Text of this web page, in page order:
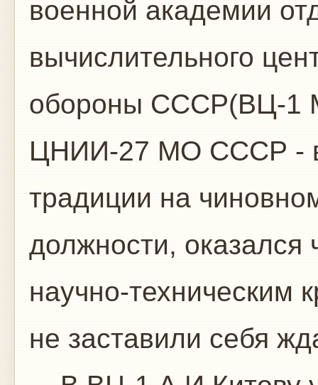
военной академии
вычислительного
обороны СССР(ВЦ-1
ЦНИИ-27 МО СССР -
традиции на
должности,
научно-техническим
не заставили себя